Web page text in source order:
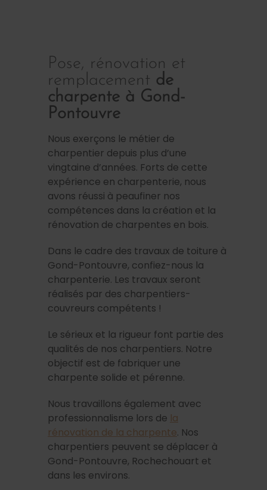
Pose, rénovation et
remplacement de
charpente à Gond-
Pontouvre
Nous exerçons le métier de
charpentier depuis plus d’une
vingtaine d’années. Forts de cette
expérience en charpenterie, nous
avons réussi à peaufiner nos
compétences dans la création et la
rénovation de charpentes en bois.
Dans le cadre des travaux de toiture à
Gond-Pontouvre, confiez-nous la
charpenterie. Les travaux seront
réalisés par des charpentiers-
couvreurs compétents !
Le sérieux et la rigueur font partie des
qualités de nos charpentiers. Notre
objectif est de fabriquer une
charpente solide et pérenne.
Nous travaillons également avec
professionnalisme lors de la
rénovation de la charpente. Nos
charpentiers peuvent se déplacer à
Gond-Pontouvre, Rochechouart et
dans les environs.